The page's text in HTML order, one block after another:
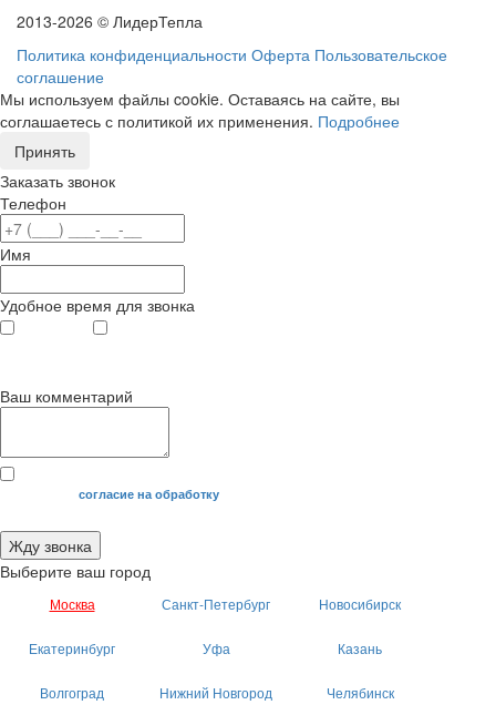
2013-2026 © ЛидерТепла
Политика конфиденциальности Оферта Пользовательское
соглашение
Мы используем файлы cookie. Оставаясь на сайте, вы
соглашаетесь с политикой их применения. Подробнее
Принять
Заказать звонок
Телефон
Имя
Удобное время для звонка
Ваш комментарий
Я даю своесогласие на обработку
Жду звонка
Выберите ваш город
Москва Санкт-Петербург Новосибирск
Екатеринбург Уфа Казань
Волгоград Нижний Новгород Челябинск